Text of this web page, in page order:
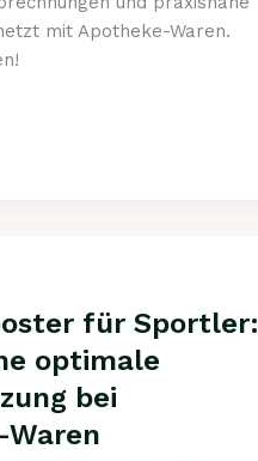
mit Apotheke-Waren.
für Sportler:
optimale
bei